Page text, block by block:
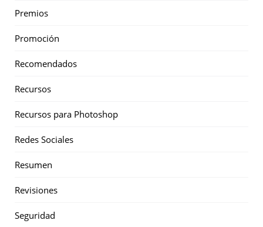
Premios
Promoción
Recomendados
Recursos
Recursos para Photoshop
Redes Sociales
Resumen
Revisiones
Seguridad